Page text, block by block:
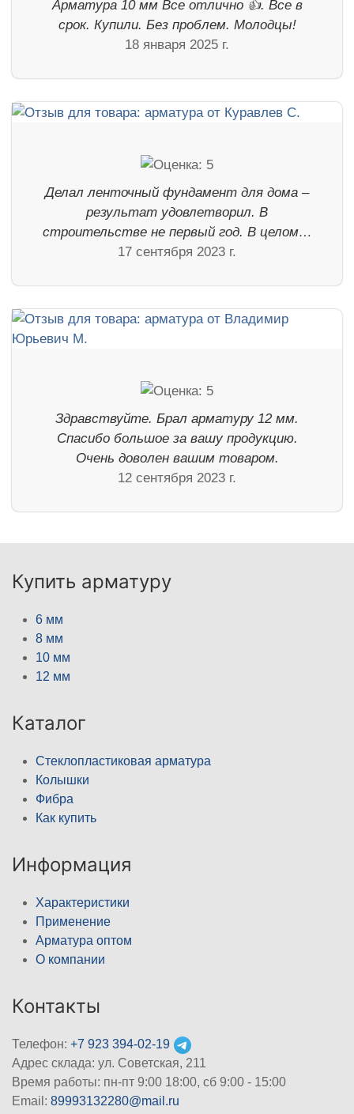
Арматура 10 мм Все отлично 👍. Все в
срок. Купили. Без проблем. Молодцы!
18 января 2025 г.
Делал ленточный фундамент для дома –
результат удовлетворил. В
строительстве не первый год. В целом…
17 сентября 2023 г.
Здравствуйте. Брал арматуру 12 мм.
Спасибо большое за вашу продукцию.
Очень доволен вашим товаром.
12 сентября 2023 г.
Купить арматуру
6 мм
8 мм
10 мм
12 мм
Каталог
Стеклопластиковая арматура
Колышки
Фибра
Как купить
Информация
Характеристики
Применение
Арматура оптом
О компании
Контакты
Телефон: +7 923 394-02-19
Адрес склада: ул. Советская, 211
Время работы: пн-пт 9:00 18:00, сб 9:00 - 15:00
Email: 89993132280@mail.ru